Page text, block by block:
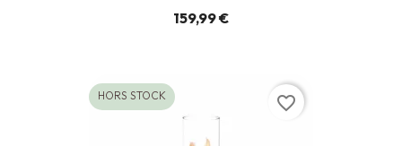
159,99 €
HORS STOCK favorite_border